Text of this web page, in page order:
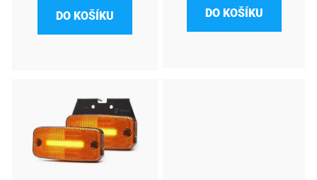
DO KOŠÍKU DO KOŠÍKU